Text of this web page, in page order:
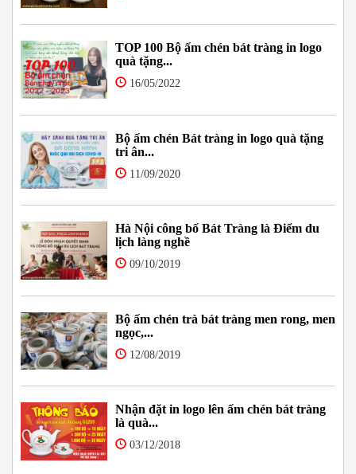
TOP 100 Bộ ấm chén bát tràng in logo
quà tặng...
16/05/2022
Bộ ấm chén Bát tràng in logo quà tặng
tri ân...
11/09/2020
Hà Nội công bố Bát Tràng là Điểm du
lịch làng nghề
09/10/2019
Bộ ấm chén trà bát tràng men rong, men
ngọc,...
12/08/2019
Nhận đặt in logo lên ấm chén bát tràng
là quà...
03/12/2018